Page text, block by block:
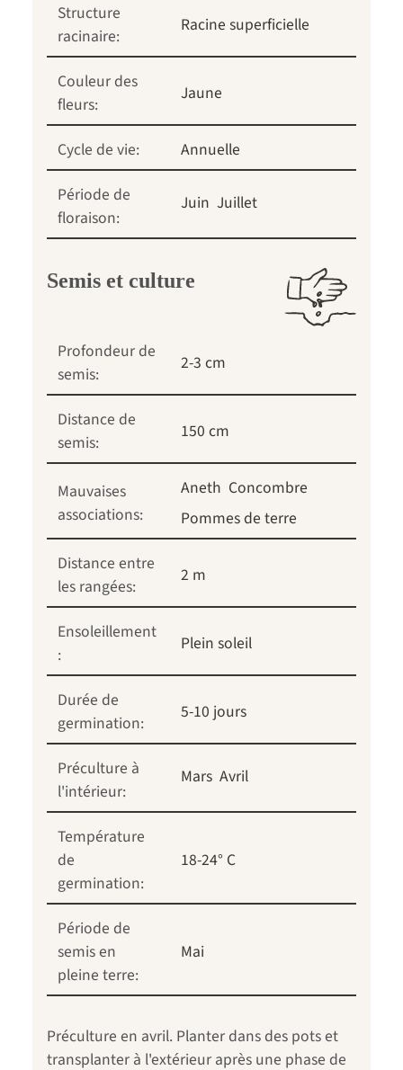
Structure
racinaire:
Racine superficielle
Couleur des
fleurs:
Jaune
Cycle de vie:
Annuelle
Période de
floraison:
Juin Juillet
Semis et culture
Profondeur de
semis:
2-3 cm
Distance de
semis:
150 cm
Mauvaises
associations:
Aneth Concombre
Pommes de terre
Distance entre
les rangées:
2 m
Ensoleillement
:
Plein soleil
Durée de
germination:
5-10 jours
Préculture à
l'intérieur:
Mars Avril
Température
de
germination:
18-24° C
Période de
semis en
pleine terre:
Mai
Préculture en avril. Planter dans des pots et
transplanter à l'extérieur après une phase de